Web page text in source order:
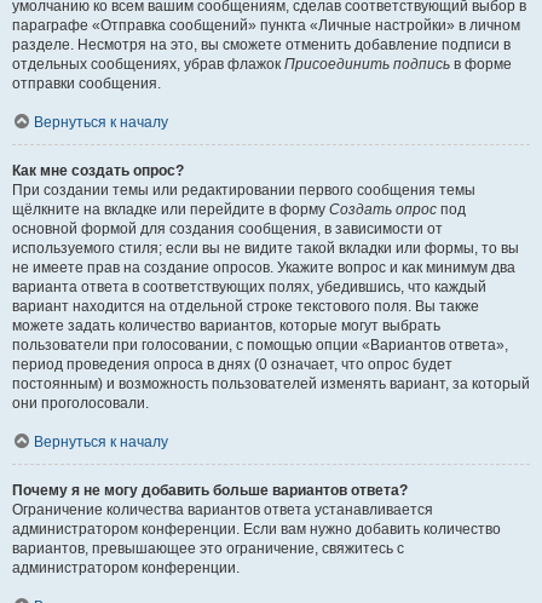
умолчанию ко всем вашим сообщениям, сделав соответствующий выбор в
параграфе «Отправка сообщений» пункта «Личные настройки» в личном
разделе. Несмотря на это, вы сможете отменить добавление подписи в
отдельных сообщениях, убрав флажок Присоединить подпись в форме
отправки сообщения.
Вернуться к началу
Как мне создать опрос?
При создании темы или редактировании первого сообщения темы
щёлкните на вкладке или перейдите в форму Создать опрос под
основной формой для создания сообщения, в зависимости от
используемого стиля; если вы не видите такой вкладки или формы, то вы
не имеете прав на создание опросов. Укажите вопрос и как минимум два
варианта ответа в соответствующих полях, убедившись, что каждый
вариант находится на отдельной строке текстового поля. Вы также
можете задать количество вариантов, которые могут выбрать
пользователи при голосовании, с помощью опции «Вариантов ответа»,
период проведения опроса в днях (0 означает, что опрос будет
постоянным) и возможность пользователей изменять вариант, за который
они проголосовали.
Вернуться к началу
Почему я не могу добавить больше вариантов ответа?
Ограничение количества вариантов ответа устанавливается
администратором конференции. Если вам нужно добавить количество
вариантов, превышающее это ограничение, свяжитесь с
администратором конференции.